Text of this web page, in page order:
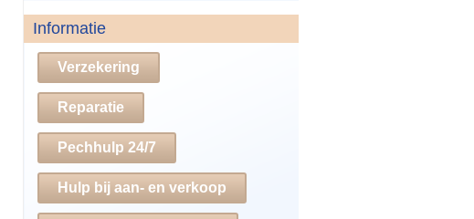
Informatie
Verzekering
Reparatie
Pechhulp 24/7
Hulp bij aan- en verkoop